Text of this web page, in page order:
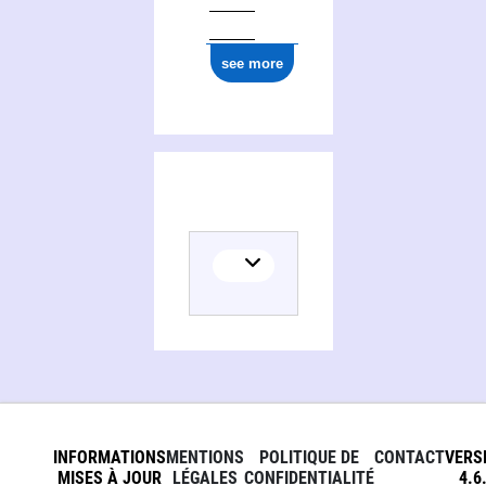
see more
INFORMATIONS
MISES À JOUR
MENTIONS
LÉGALES
POLITIQUE DE
CONFIDENTIALITÉ
CONTACT